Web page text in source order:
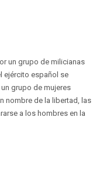
un grupo de milicianas
ejército español se
grupo de mujeres
nombre de la libertad, las
a los hombres en la